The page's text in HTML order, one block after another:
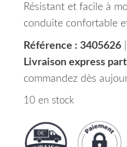
Résistant et facile à
conduite confortable
Référence : 3405626
Livraison express
commandez dès
10 en stock